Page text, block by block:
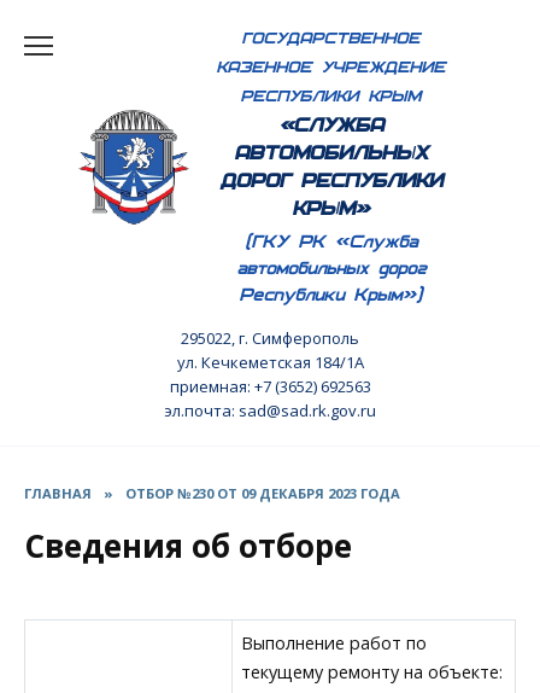
ГОСУДАРСТВЕННОЕ
КАЗЕННОЕ УЧРЕЖДЕНИЕ
РЕСПУБЛИКИ КРЫМ
«СЛУЖБА
АВТОМОБИЛЬНЫХ
ДОРОГ РЕСПУБЛИКИ
КРЫМ»
(ГКУ РК «Служба
автомобильных дорог
Республики Крым»)
295022, г. Симферополь
ул. Кечкеметская 184/1А
приемная: +7 (3652) 692563
эл.почта: sad@sad.rk.gov.ru
ГЛАВНАЯ » ОТБОР №230 ОТ 09 ДЕКАБРЯ 2023 ГОДА
Сведения об отборе
Выполнение работ по
текущему ремонту на объекте: